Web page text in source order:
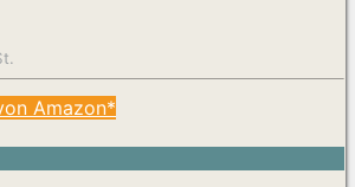
Amazon*